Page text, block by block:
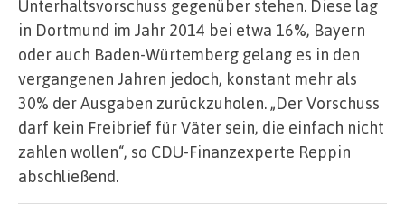
Unterhaltsvorschuss gegenüber stehen. Diese lag
in Dortmund im Jahr 2014 bei etwa 16%, Bayern
oder auch Baden-Würtemberg gelang es in den
vergangenen Jahren jedoch, konstant mehr als
30% der Ausgaben zurückzuholen. „Der Vorschuss
darf kein Freibrief für Väter sein, die einfach nicht
zahlen wollen“, so CDU-Finanzexperte Reppin
abschließend.